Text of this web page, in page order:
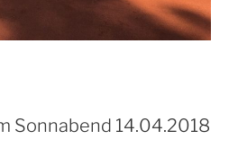
Sonnabend 14.04.2018